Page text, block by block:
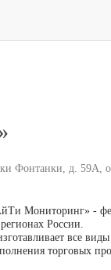
Фонтанки, д. 59А,
Мониторинг» -
России.
все виды
торговых